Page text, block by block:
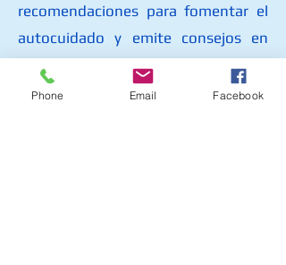
recomendaciones para fomentar el
autocuidado y emite consejos en
temas de promoción como parte de
la estrategia PREVENIMSS y recordó
Phone Email Facebook